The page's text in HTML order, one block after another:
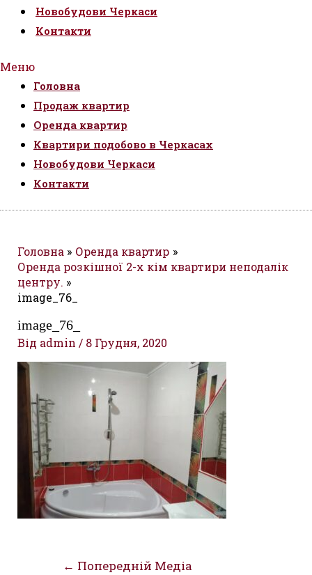
Новобудови Черкаси
Контакти
Меню
Головна
Продаж квартир
Оренда квартир
Квартири подобово в Черкасах
Новобудови Черкаси
Контакти
Головна
Оренда квартир
Оренда розкішної 2-х кім квартири неподалік
центру.
image_76_
image_76_
Від admin / 8 Грудня, 2020
Навігація
← Попередній Медіа